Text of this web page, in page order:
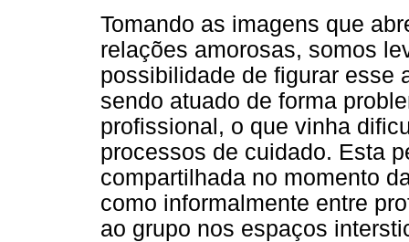
Tomando as imagens que
relações amorosas, somos
possibilidade de figurar esse
sendo atuado de forma
profissional, o que vinha
processos de cuidado. Esta
compartilhada no momento
como informalmente entre
ao grupo nos espaços